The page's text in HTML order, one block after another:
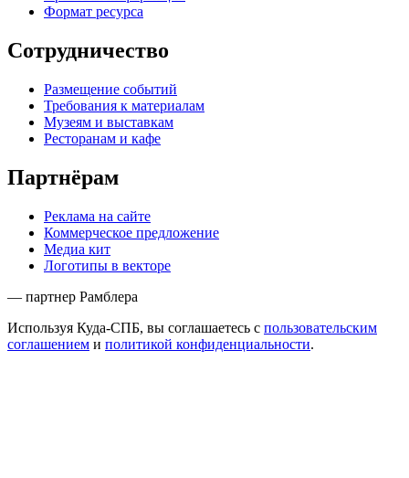
Формат ресурса
Сотрудничество
Размещение событий
Требования к материалам
Музеям и выставкам
Ресторанам и кафе
Партнёрам
Реклама на сайте
Коммерческое предложение
Медиа кит
Логотипы в векторе
— партнер Рамблера
Используя Куда-СПБ, вы соглашаетесь с пользовательским
соглашением и политикой конфиденциальности.